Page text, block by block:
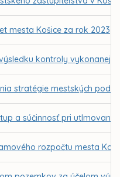
mesta Košice za rok 2023
kontroly vykonanej
stratégie mestských
a súčinnosť pri utlmovaní
rozpočtu mesta